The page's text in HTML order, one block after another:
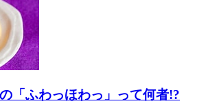
「ふわっほわっ」って何者!?